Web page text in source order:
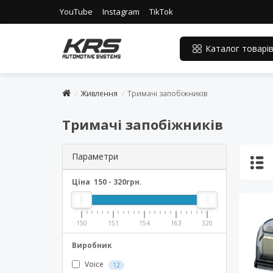
YouTube Instagram TikTok
Каталог товарів
Живлення Тримачі запобіжників
Тримачі запобіжників
Параметри
Ціна 150 - 320грн.
150 151 154 163 320
Виробник
Voice
12